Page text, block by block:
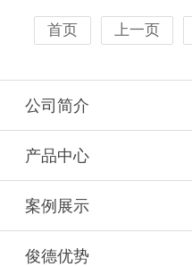
首页 上一页
公司简介
产品中心
案例展示
俊德优势